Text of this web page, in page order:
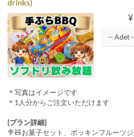
drinks)
＊写真はイメージです
＊1人分からご注文いただけます
[プラン詳細]
🍭🧸お菓子セット、ポッキンフルーツ